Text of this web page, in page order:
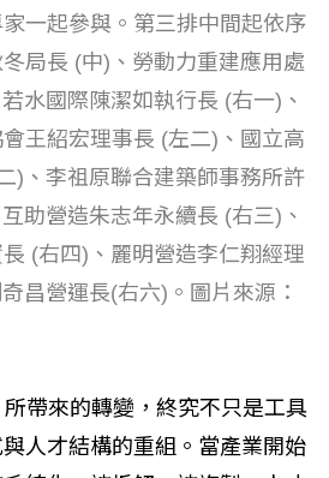
一起參與。第三排中間起依序
局長 (中)、勞動力重建應用處
水國際陳潔如執行長 (右一)、
王紹宏理事長 (左二)、國立高
)、李祖原聯合建築師事務所許
助營造朱志年永續長 (右三)、
(右四)、麗明營造李仁翔經理
昌營運長(右六)。圖片來源：
帶來的轉變，終究不只是工具
人才結構的重組。當產業開始